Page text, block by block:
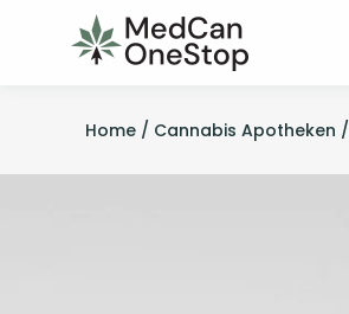
Home / Cannabis Apotheken /